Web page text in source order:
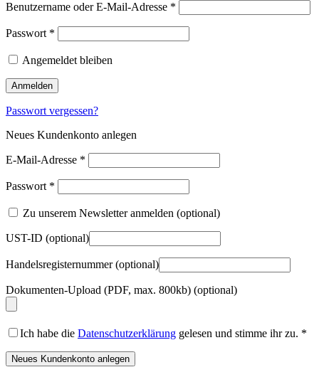
Benutzername oder E-Mail-Adresse *
Passwort *
Angemeldet bleiben
Anmelden
Passwort vergessen?
Neues Kundenkonto anlegen
E-Mail-Adresse *
Passwort *
Zu unserem Newsletter anmelden (optional)
UST-ID (optional)
Handelsregisternummer(optional)
Dokumenten-Upload (PDF, max. 800kb) (optional)
Ich habe die Datenschutzerklärung gelesen und stimme ihr zu. *
Neues Kundenkonto anlegen